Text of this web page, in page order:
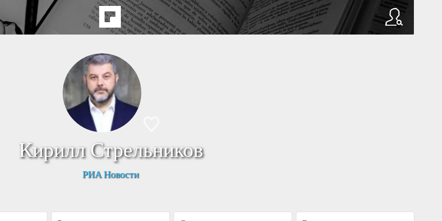
Кирилл Стрельников
РИА Новости